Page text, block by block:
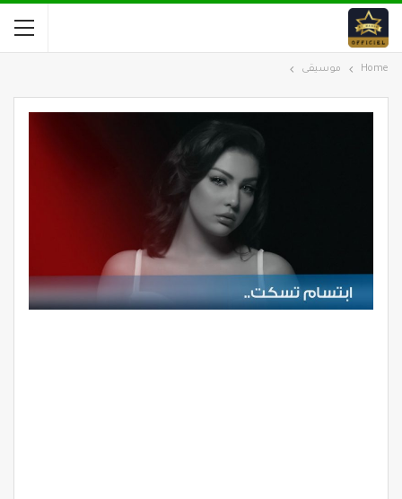
Home موسيقى